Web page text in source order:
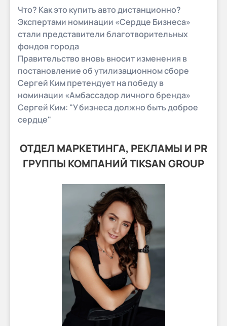
Что? Как это купить авто дистанционно?
Экспертами номинации «Сердце Бизнеса»
стали представители благотворительных
фондов города
Правительство вновь вносит изменения в
постановление об утилизационном сборе
Сергей Ким претендует на победу в
номинации «Амбассадор личного бренда»
Сергей Ким: "У бизнеса должно быть доброе
сердце"
ОТДЕЛ МАРКЕТИНГА, РЕКЛАМЫ И PR
ГРУППЫ КОМПАНИЙ TIKSAN GROUP